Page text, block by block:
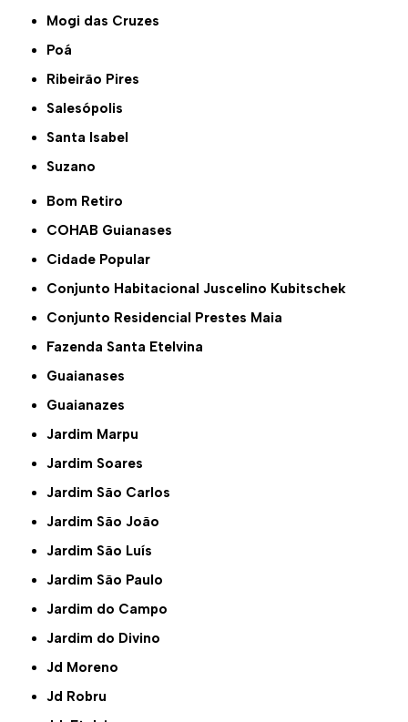
Mogi das Cruzes
Poá
Ribeirão Pires
Salesópolis
Santa Isabel
Suzano
Bom Retiro
COHAB Guianases
Cidade Popular
Conjunto Habitacional Juscelino Kubitschek
Conjunto Residencial Prestes Maia
Fazenda Santa Etelvina
Guaianases
Guaianazes
Jardim Marpu
Jardim Soares
Jardim São Carlos
Jardim São João
Jardim São Luís
Jardim São Paulo
Jardim do Campo
Jardim do Divino
Jd Moreno
Jd Robru